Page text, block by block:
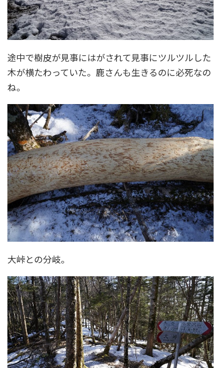
途中で樹皮が見事にはがされて見事にツルツルした
木が横たわっていた。鹿さんも生きるのに必死なの
ね。
大峠との分岐。